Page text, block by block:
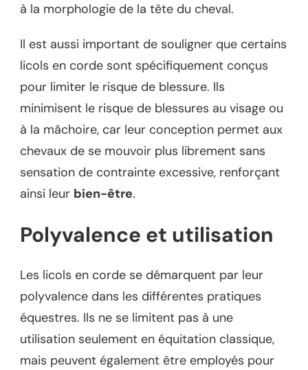
à la morphologie de la tête du cheval.
Il est aussi important de souligner que certains
licols en corde sont spécifiquement conçus
pour limiter le risque de blessure. Ils
minimisent le risque de blessures au visage ou
à la mâchoire, car leur conception permet aux
chevaux de se mouvoir plus librement sans
sensation de contrainte excessive, renforçant
ainsi leur bien-être.
Polyvalence et utilisation
Les licols en corde se démarquent par leur
polyvalence dans les différentes pratiques
équestres. Ils ne se limitent pas à une
utilisation seulement en équitation classique,
mais peuvent également être employés pour